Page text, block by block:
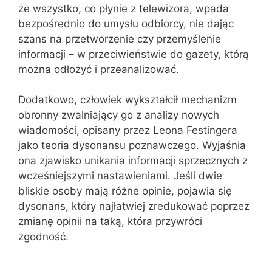
że wszystko, co płynie z telewizora, wpada
bezpośrednio do umysłu odbiorcy, nie dając
szans na przetworzenie czy przemyślenie
informacji – w przeciwieństwie do gazety, którą
można odłożyć i przeanalizować.
Dodatkowo, człowiek wykształcił mechanizm
obronny zwalniający go z analizy nowych
wiadomości, opisany przez Leona Festingera
jako teoria dysonansu poznawczego. Wyjaśnia
ona zjawisko unikania informacji sprzecznych z
wcześniejszymi nastawieniami. Jeśli dwie
bliskie osoby mają różne opinie, pojawia się
dysonans, który najłatwiej zredukować poprzez
zmianę opinii na taką, która przywróci
zgodność.